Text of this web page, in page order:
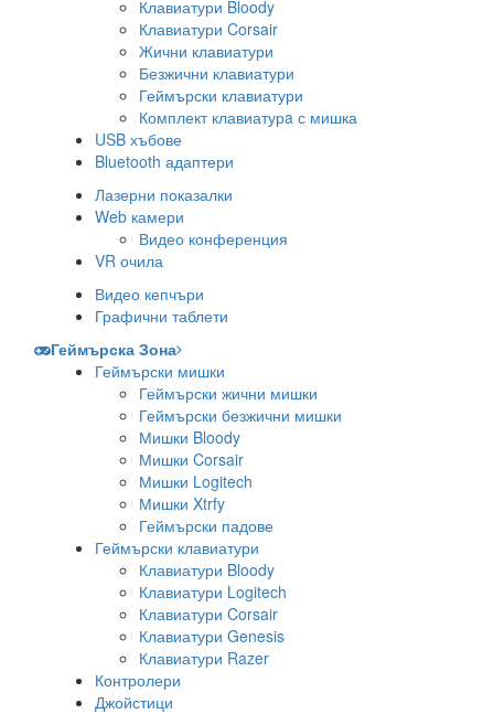
Клавиатури Bloody
Клавиатури Corsair
Жични клавиатури
Безжични клавиатури
Геймърски клавиатури
Комплект клавиатурa с мишка
USB хъбове
Bluetooth адаптери
Лазерни показалки
Web камери
Видео конференция
VR очила
Видео кепчъри
Графични таблети
Геймърска Зона
Геймърски мишки
Геймърски жични мишки
Геймърски безжични мишки
Мишки Bloody
Мишки Corsair
Мишки Logitech
Мишки Xtrfy
Геймърски падове
Геймърски клавиатури
Клавиатури Bloody
Клавиатури Logitech
Клавиатури Corsair
Клавиатури Genesis
Клавиатури Razer
Контролери
Джойстици